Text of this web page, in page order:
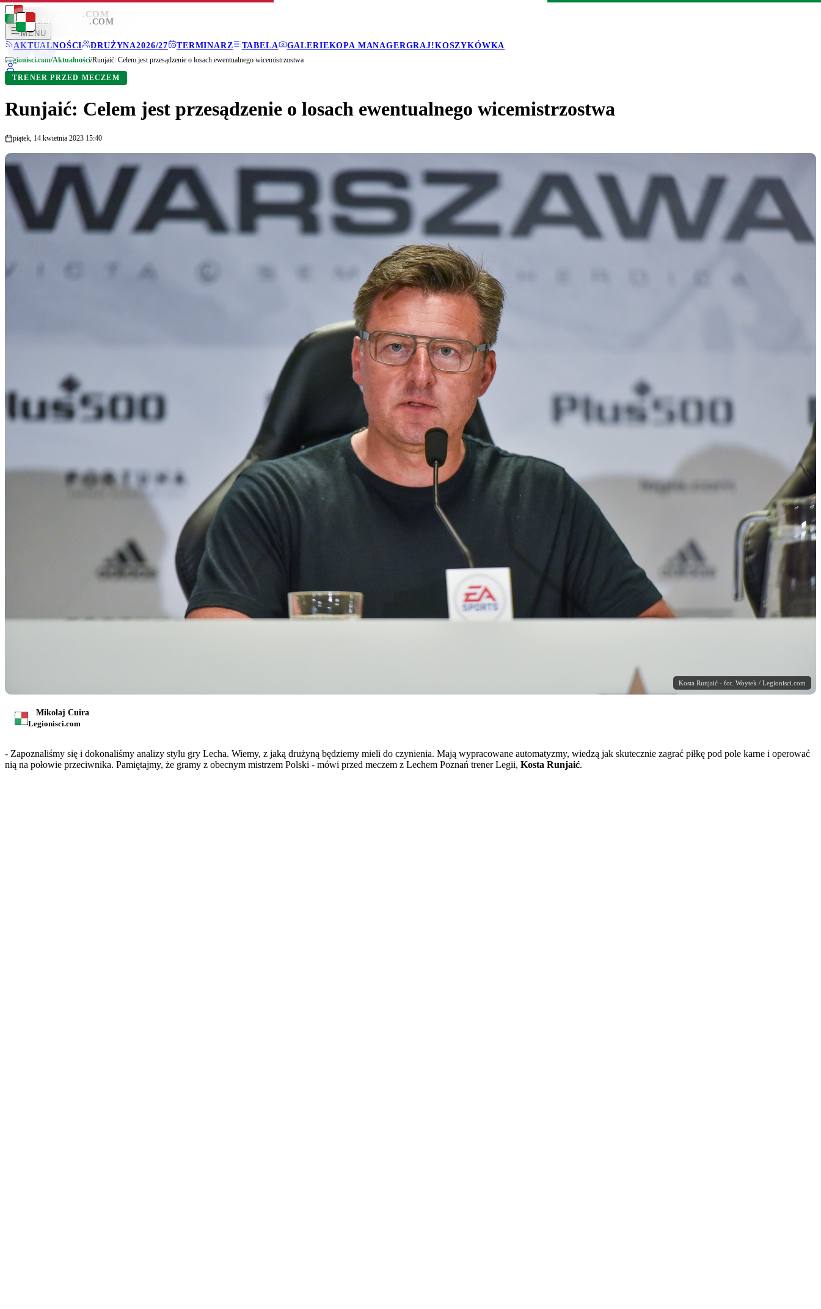
LEGIONISCI .COM
MENU
AKTUALNOŚCI
DRUŻYNA2026/27 TERMINARZ TABELA GALERIEKOPA MANAGERGRAJ!KOSZYKÓWKA
LEGIONISCI .COM
Legionisci.com/Aktualności/Runjaić: Celem jest przesądzenie o losach ewentualnego wicemistrzostwa
TRENER PRZED MECZEM
Runjaić: Celem jest przesądzenie o losach ewentualnego wicemistrzostwa
piątek, 14 kwietnia 2023 15:40
Kosta Runjaić - fot. Woytek / Legionisci.com
Mikołaj Cuira
Legionisci.com
- Zapoznaliśmy się i dokonaliśmy analizy stylu gry Lecha. Wiemy, z jaką drużyną będziemy mieli do czynienia. Mają wypracowane automatyzmy, wiedzą jak skutecznie zagrać piłkę pod pole karne i operować
nią na połowie przeciwnika. Pamiętajmy, że gramy z obecnym mistrzem Polski - mówi przed meczem z Lechem Poznań trener Legii, Kosta Runjaić.